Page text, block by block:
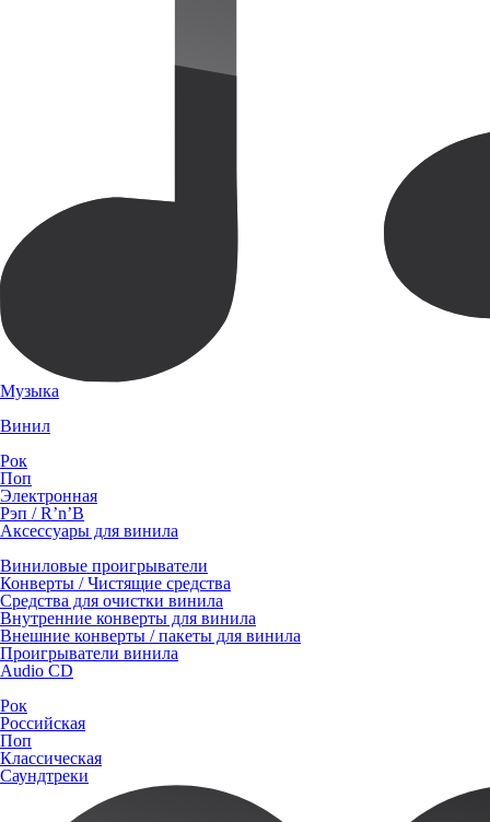
Музыка
Винил
Рок
Поп
Электронная
Рэп / R’n’B
Аксессуары для винила
Виниловые проигрыватели
Конверты / Чистящие средства
Средства для очистки винила
Внутренние конверты для винила
Внешние конверты / пакеты для винила
Проигрыватели винила
Audio CD
Рок
Российская
Поп
Классическая
Саундтреки